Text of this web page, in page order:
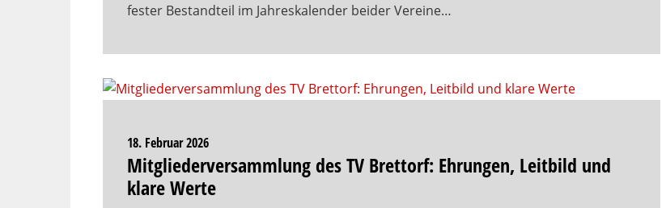
fester Bestandteil im Jahreskalender beider Vereine…
18. Februar 2026
Mitgliederversammlung des TV Brettorf: Ehrungen, Leitbild und
klare Werte